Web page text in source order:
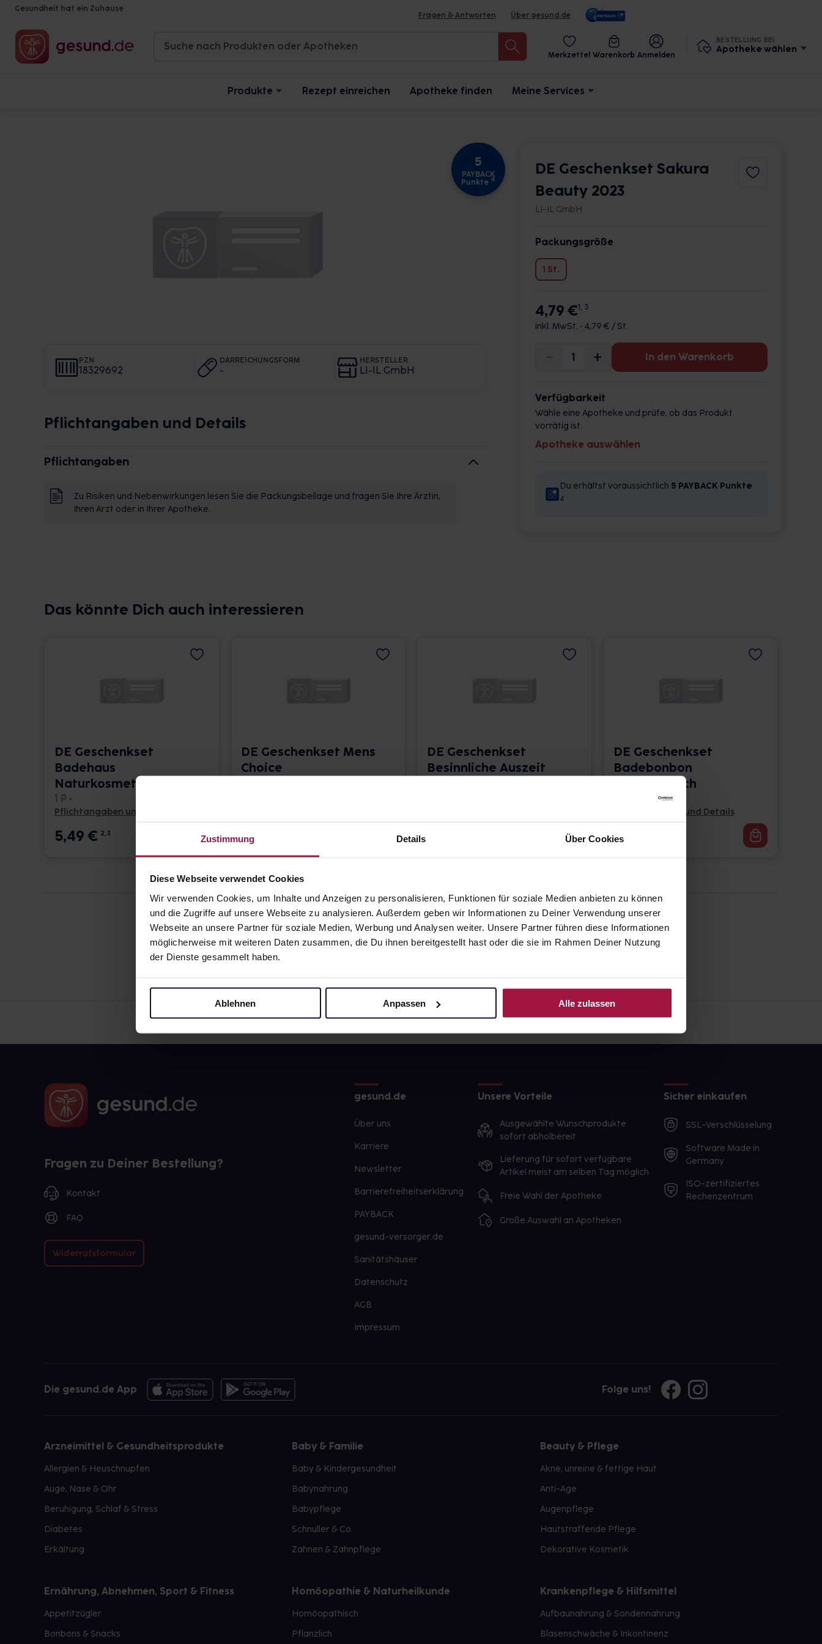
Zustimmung Details Über Cookies
Diese Webseite verwendet Cookies
Wir verwenden Cookies, um Inhalte und Anzeigen zu personalisieren, Funktionen für soziale Medien anbieten zu können
und die Zugriffe auf unsere Webseite zu analysieren. Außerdem geben wir Informationen zu Deiner Verwendung unserer
Webseite an unsere Partner für soziale Medien, Werbung und Analysen weiter. Unsere Partner führen diese Informationen
möglicherweise mit weiteren Daten zusammen, die Du ihnen bereitgestellt hast oder die sie im Rahmen Deiner Nutzung
der Dienste gesammelt haben.
Ablehnen Anpassen Alle zulassen
Gesundheit hat ein Zuhause
Fragen & Antworten Über gesund.de
Merkzettel Warenkorb Anmelden
BESTELLUNG BEI
Apotheke wählen
Produkte Rezept einreichen Apotheke finden Meine Services
5
PAYBACK
Punkte 4
PZN
18329692
DARREICHUNGSFORM
-
HERSTELLER
LI-IL GmbH
Pflichtangaben und Details
Pflichtangaben
Zu Risiken und Nebenwirkungen lesen Sie die Packungsbeilage und fragen Sie Ihre Ärztin,
Ihren Arzt oder in Ihrer Apotheke.
DE Geschenkset Sakura
Beauty 2023
LI-IL GmbH
Packungsgröße
1 St.
4,79 €1, 3
inkl. MwSt. • 4,79 € / St.
In den Warenkorb
Verfügbarkeit
Wähle eine Apotheke und prüfe, ob das Produkt
vorrätig ist.
Apotheke auswählen
Du erhältst voraussichtlich 5 PAYBACK Punkte
4
Das könnte Dich auch interessieren
DE Geschenkset
Badehaus
Naturkosmetik
1 P •
Pflichtangaben und Details
5,49€ 2, 3
DE Geschenkset Mens
Choice
5,79
DE Geschenkset
Besinnliche Auszeit
DE Geschenkset
Badebonbon
Verwöhn dich
Pflichtangaben und Details
4,79
Fragen zu Deiner Bestellung?
Kontakt
FAQ
Widerrufsformular
gesund.de
Über uns
Karriere
Newsletter
Barrierefreiheitserklärung
PAYBACK
gesund-versorger.de
Sanitätshäuser
Datenschutz
AGB
Impressum
Unsere Vorteile
Ausgewählte Wunschprodukte
sofort abholbereit
Lieferung für sofort verfügbare
Artikel meist am selben Tag möglich
Freie Wahl der Apotheke
Große Auswahl an Apotheken
Sicher einkaufen
SSL-Verschlüsselung
Software Made in
Germany
ISO-zertifiziertes
Rechenzentrum
Die gesund.de App Folge uns!
Arzneimittel & Gesundheitsprodukte
Allergien & Heuschnupfen
Auge, Nase & Ohr
Beruhigung, Schlaf & Stress
Diabetes
Erkältung
Baby & Familie
Baby & Kindergesundheit
Babynahrung
Babypflege
Schnuller & Co.
Zahnen & Zahnpflege
Beauty & Pflege
Akne, unreine & fettige Haut
Anti-Age
Augenpflege
Hautstraffende Pflege
Dekorative Kosmetik
Ernährung, Abnehmen, Sport & Fitness
Appetitzügler
Bonbons & Snacks
Homöopathie & Naturheilkunde
Homöopathisch
Pflanzlich
Krankenpflege & Hilfsmittel
Aufbaunahrung & Sondennahrung
Blasenschwäche & Inkontinenz